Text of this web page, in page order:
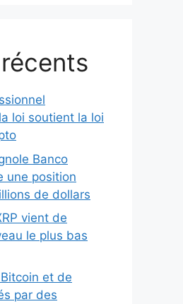
loi soutient la loi
Banco
une position
de dollars
vient de
le plus bas
et de
par des